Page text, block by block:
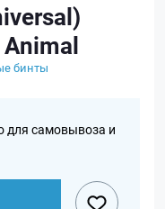
бинты
для самовывоза и